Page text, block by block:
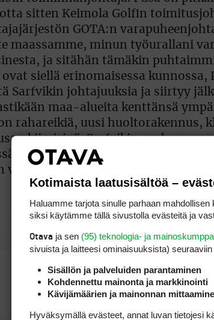
sitten Keimola Golfin
GOTA:n
maassamme, minun työurallani
ja sitähän tämäkin
siellä erinomaisessa kunnossa,
Sarfvikin johtajuuksia ja siirtyy
maa-alueita kenttänsä
rahareikiä, uusi huoltorakennus,
kiireisinä. Sarfvikin osake on
ovat 57.500 euron hintaisia.
aikana yli 20 %.
Kotimaista laatusisältöä –
Haluamme tarjota sinulle parhaan
siksi käytämme tällä sivustolla evästeitä ja
Otava ja sen (95) teknologia- ja
sivuista ja laitteesi ominaisuuk­sista)
Sisällön ja palveluiden parantaminen
Kohdennettu mainonta ja markkinointi
Kävijämäärien ja mainonnan
Hyväksymällä evästeet, annat luvan tietojesi